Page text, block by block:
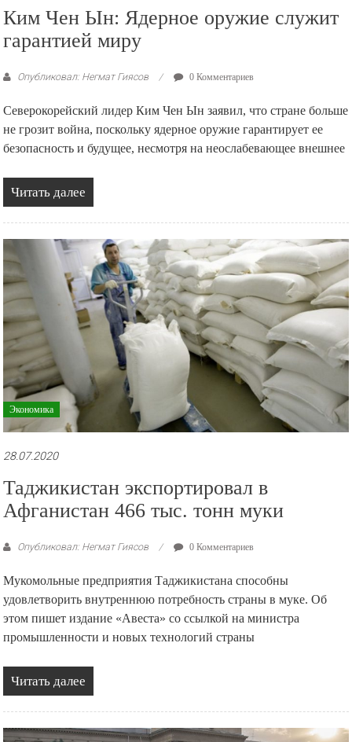
Ким Чен Ын: Ядерное оружие служит
гарантией миру
Опубликовал: Негмат Гиясов 0 Комментариев
Северокорейский лидер Ким Чен Ын заявил, что стране больше
не грозит война, поскольку ядерное оружие гарантирует ее
безопасность и будущее, несмотря на неослабевающее внешнее
Читать далее
Экономика
28.07.2020
Таджикистан экспортировал в
Афганистан 466 тыс. тонн муки
Опубликовал: Негмат Гиясов 0 Комментариев
Мукомольные предприятия Таджикистана способны
удовлетворить внутреннюю потребность страны в муке. Об
этом пишет издание «Авеста» со ссылкой на министра
промышленности и новых технологий страны
Читать далее